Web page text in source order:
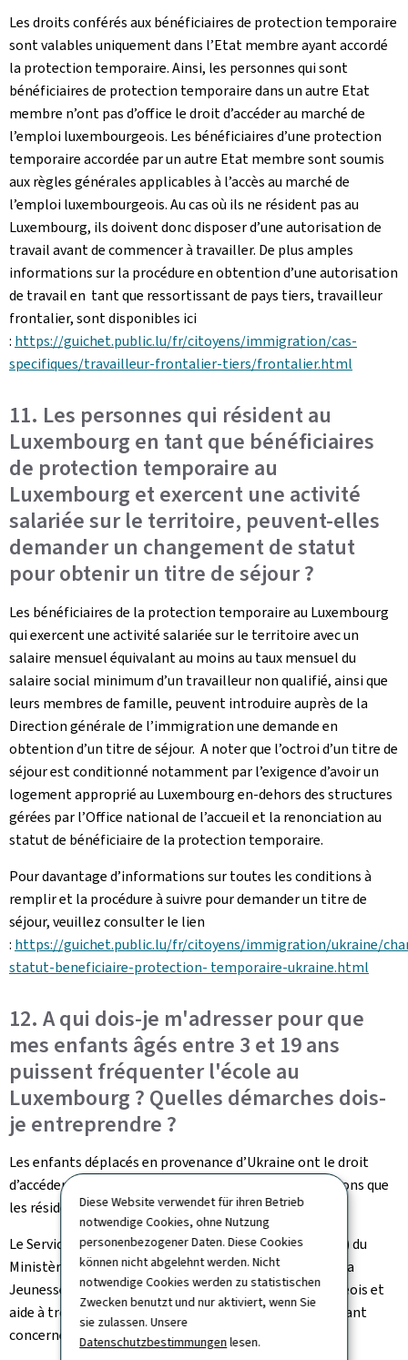
Diese Website verwendet für ihren Betrieb
notwendige Cookies, ohne Nutzung
personenbezogener Daten. Diese Cookies
können nicht abgelehnt werden. Nicht
notwendige Cookies werden zu statistischen
Zwecken benutzt und nur aktiviert, wenn Sie
sie zulassen. Unsere
Datenschutzbestimmungenlesen.
Les droits conférés aux bénéficiaires de protection temporaire
sont valables uniquement dans l’Etat membre ayant accordé
la protection temporaire. Ainsi, les personnes qui sont
bénéficiaires de protection temporaire dans un autre Etat
membre n’ont pas d’office le droit d’accéder au marché de
l’emploi luxembourgeois. Les bénéficiaires d’une protection
temporaire accordée par un autre Etat membre sont soumis
aux règles générales applicables à l’accès au marché de
l’emploi luxembourgeois. Au cas où ils ne résident pas au
Luxembourg, ils doivent donc disposer d’une autorisation de
travail avant de commencer à travailler. De plus amples
informations sur la procédure en obtention d’une autorisation
de travail en tant que ressortissant de pays tiers, travailleur
frontalier, sont disponibles ici
: https://guichet.public.lu/fr/citoyens/immigration/cas-
specifiques/travailleur-frontalier-tiers/frontalier.html
11. Les personnes qui résident au
Luxembourg en tant que bénéficiaires
de protection temporaire au
Luxembourg et exercent une activité
salariée sur le territoire, peuvent-elles
demander un changement de statut
pour obtenir un titre de séjour ?
Les bénéficiaires de la protection temporaire au Luxembourg
qui exercent une activité salariée sur le territoire avec un
salaire mensuel équivalant au moins au taux mensuel du
salaire social minimum d’un travailleur non qualifié, ainsi que
leurs membres de famille, peuvent introduire auprès de la
Direction générale de l’immigration une demande en
obtention d’un titre de séjour. A noter que l’octroi d’un titre de
séjour est conditionné notamment par l’exigence d’avoir un
logement approprié au Luxembourg en-dehors des structures
gérées par l’Office national de l’accueil et la renonciation au
statut de bénéficiaire de la protection temporaire.
Pour davantage d’informations sur toutes les conditions à
remplir et la procédure à suivre pour demander un titre de
séjour, veuillez consulter le lien
: https://guichet.public.lu/fr/citoyens/immigration/ukraine/
statut-beneficiaire-protection- temporaire-ukraine.html
12. A qui dois-je m'adresser pour que
mes enfants âgés entre 3 et 19 ans
puissent fréquenter l'école au
Luxembourg ? Quelles démarches dois-
je entreprendre ?
Les enfants déplacés en provenance d’Ukraine ont le droit
d’accéder au système éducatif dans les mêmes conditions que
les résidents luxembourgeois.
Le Service de l'intégration et de l'accueil scolaires (SIA) du
Ministère de l’Education nationale, de l’Enfance et de la
Jeunesse informe sur le système scolaire luxembourgeois et
aide à trouver la classe et l’école qui correspond à l’enfant
concerné.